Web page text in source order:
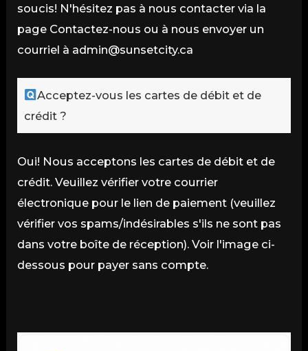
soucis! N'hésitez pas à nous contacter via la
page Contactez-nous ou à nous envoyer un
courriel à admin@sunsetcity.ca
Acceptez-vous les cartes de débit et de
crédit ?
Oui! Nous acceptons les cartes de débit et de
crédit. Veuillez vérifier votre courrier
électronique pour le lien de paiement (veuillez
vérifier vos spams/indésirables s'ils ne sont pas
dans votre boîte de réception). Voir l'image ci-
dessous pour payer sans compte.